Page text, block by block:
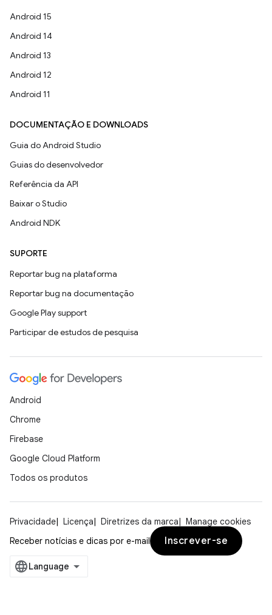
Android 15
Android 14
Android 13
Android 12
Android 11
DOCUMENTAÇÃO E DOWNLOADS
Guia do Android Studio
Guias do desenvolvedor
Referência da API
Baixar o Studio
Android NDK
SUPORTE
Reportar bug na plataforma
Reportar bug na documentação
Google Play support
Participar de estudos de pesquisa
Android
Chrome
Firebase
Google Cloud Platform
Todos os produtos
Privacidade Licença Diretrizes da marca
Manage cookies
Receber notícias e dicas por e-mail
Inscrever-se